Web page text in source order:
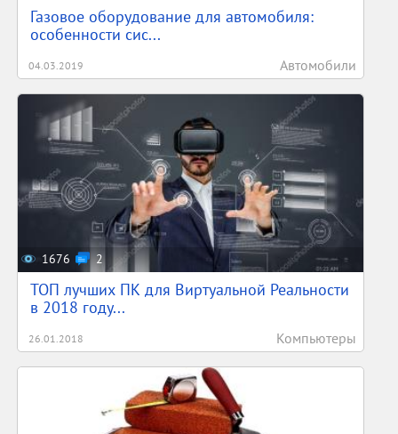
Газовое оборудование для автомобиля:
особенности сис...
04.03.2019 Автомобили
1676 2
ТОП лучших ПК для Виртуальной Реальности
в 2018 году...
26.01.2018 Компьютеры